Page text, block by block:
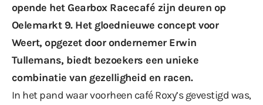
opende het Gearbox Racecafé zijn deuren op
Oelemarkt 9. Het gloednieuwe concept voor
Weert, opgezet door ondernemer Erwin
Tullemans, biedt bezoekers een unieke
combinatie van gezelligheid en racen.
In het pand waar voorheen café Roxy’s gevestigd was,